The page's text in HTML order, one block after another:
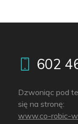
602
Dzwoniąc pod
się na stronę:
www.co-robic-